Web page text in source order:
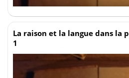
La raison et la langue dans la
1